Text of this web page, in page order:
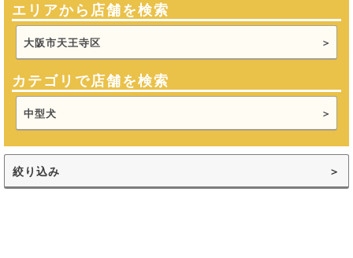
エリアから店舗を検索
大阪市天王寺区
カテゴリで店舗を検索
中型犬
絞り込み